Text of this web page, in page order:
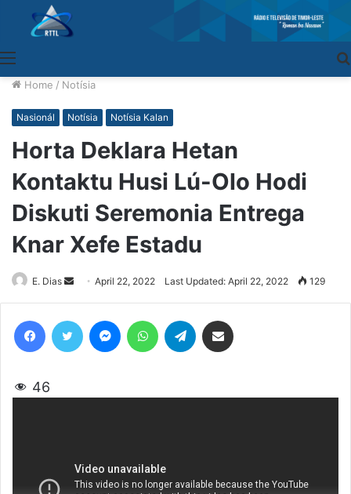
Home / Notísia
Nasionál Notísia Notísia Kalan
Horta Deklara Hetan
Kontaktu Husi Lú-Olo Hodi
Diskuti Seremonia Entrega
Knar Xefe Estadu
E. Dias
Send
an
April 22, 2022 Last Updated: April 22, 2022 129
46